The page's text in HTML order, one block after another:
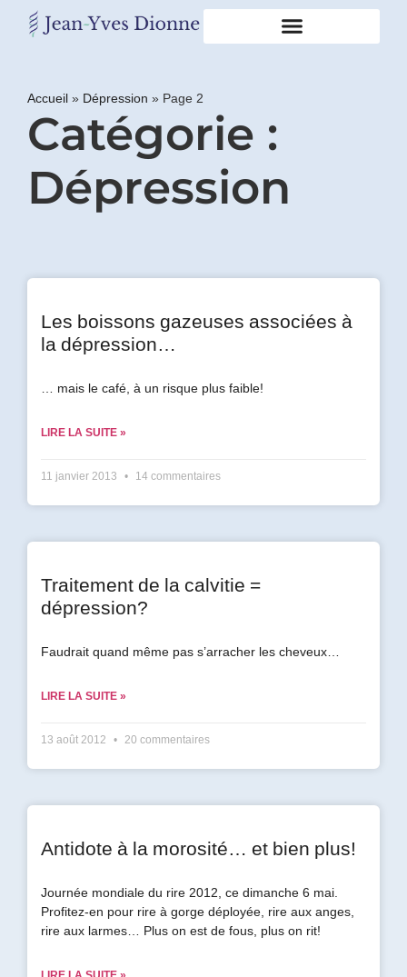
Accueil » Dépression » Page 2
Catégorie :
Dépression
Les boissons gazeuses associées à
la dépression…
… mais le café, à un risque plus faible!
LIRE LA SUITE »
11 janvier 2013 14 commentaires
Traitement de la calvitie =
dépression?
Faudrait quand même pas s’arracher les cheveux…
LIRE LA SUITE »
13 août 2012 20 commentaires
Antidote à la morosité… et bien plus!
Journée mondiale du rire 2012, ce dimanche 6 mai.
Profitez-en pour rire à gorge déployée, rire aux anges,
rire aux larmes… Plus on est de fous, plus on rit!
en
contact
Obtenez
gratuitement
mon
MAUVAIS
en
vous
incrivant
pourrez
vous
tout
m'abonne
!